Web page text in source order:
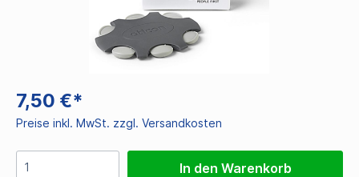
7,50 €*
Preise inkl. MwSt. zzgl. Versandkosten
In den Warenkorb